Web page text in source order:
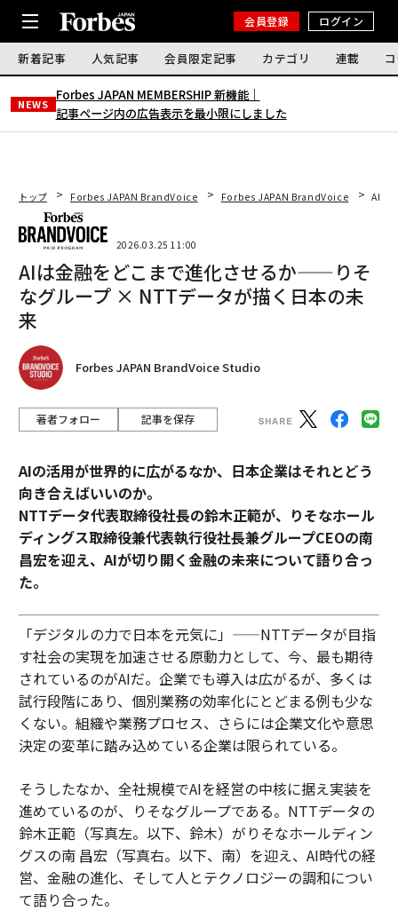
会員登録 ログイン
新着記事 人気記事 会員限定記事 カテゴリ 連載
NEWS
Forbes JAPAN MEMBERSHIP 新機能｜
記事ページ内の広告表示を最小限にしました
トップ Forbes JAPAN BrandVoice Forbes JAPAN BrandVoice AIは
2026.03.25 11:00
AIは金融をどこまで進化させるか——りそ
なグループ × NTTデータが描く日本の未
来
Forbes JAPAN BrandVoice Studio
著者フォロー 記事を保存
AIの活用が世界的に広がるなか、日本企業はそれとどう
向き合えばいいのか。
NTTデータ代表取締役社長の鈴木正範が、りそなホール
ディングス取締役兼代表執行役社長兼グループCEOの南
昌宏を迎え、AIが切り開く金融の未来について語り合っ
た。
「デジタルの力で日本を元気に」——NTTデータが目指
す社会の実現を加速させる原動力として、今、最も期待
されているのがAIだ。企業でも導入は広がるが、多くは
試行段階にあり、個別業務の効率化にとどまる例も少な
くない。組織や業務プロセス、さらには企業文化や意思
決定の変革に踏み込めている企業は限られている。
そうしたなか、全社規模でAIを経営の中核に据え実装を
進めているのが、りそなグループである。NTTデータの
鈴木正範（写真左。以下、鈴木）がりそなホールディン
グスの南 昌宏（写真右。以下、南）を迎え、AI時代の経
営、金融の進化、そして人とテクノロジーの調和につい
て語り合った。